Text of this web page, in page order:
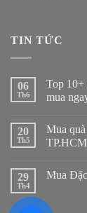
TIN TỨC
06
Th6
Top 10+
mua
20
Th5
Mua
TP.HCM
29
Th4
Mua